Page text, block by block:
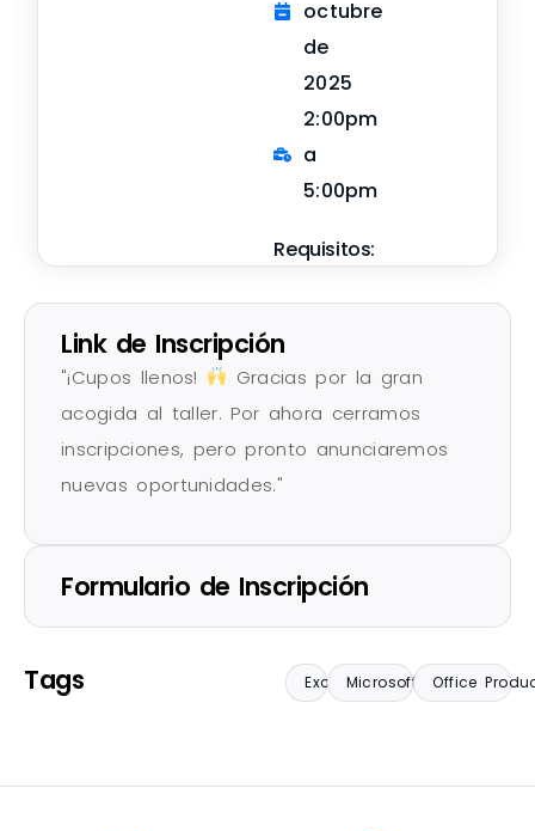
Link de Inscripción
"¡Cupos llenos!
Gracias por la gran
acogida al taller. Por ahora cerramos
inscripciones, pero pronto anunciaremos
nuevas oportunidades."
Formulario de Inscripción
Tags Excel Microsoft Office
Office
octubre
de
2025
2:00pm
a
5:00pm
Requisitos: